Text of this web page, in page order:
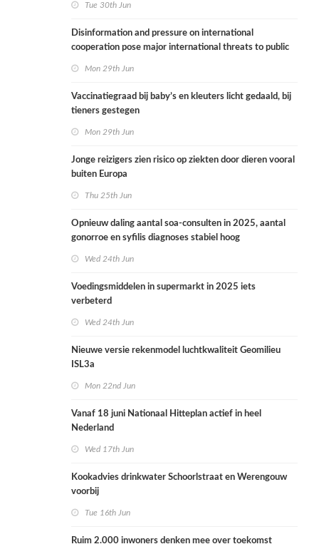
Tue 30th Jun
Disinformation and pressure on international
cooperation pose major international threats to public
Mon 29th Jun
Vaccinatiegraad bij baby’s en kleuters licht gedaald, bij
tieners gestegen
Mon 29th Jun
Jonge reizigers zien risico op ziekten door dieren vooral
buiten Europa
Thu 25th Jun
Opnieuw daling aantal soa-consulten in 2025, aantal
gonorroe en syfilis diagnoses stabiel hoog
Wed 24th Jun
Voedingsmiddelen in supermarkt in 2025 iets
verbeterd
Wed 24th Jun
Nieuwe versie rekenmodel luchtkwaliteit Geomilieu
ISL3a
Mon 22nd Jun
Vanaf 18 juni Nationaal Hitteplan actief in heel
Nederland
Wed 17th Jun
Kookadvies drinkwater Schoorlstraat en Werengouw
voorbij
Tue 16th Jun
Ruim 2.000 inwoners denken mee over toekomst